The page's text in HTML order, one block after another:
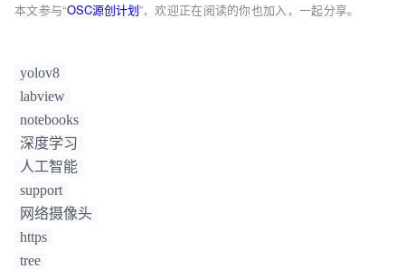
本文参与“OSC源创计划”，欢迎正在阅读的你也加入，一起分享。
yolov8
labview
notebooks
深度学习
人工智能
support
网络摄像头
https
tree